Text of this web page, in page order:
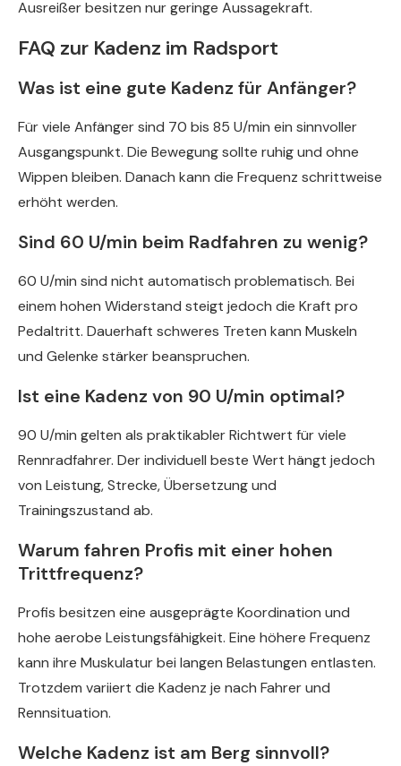
Ausreißer besitzen nur geringe Aussagekraft.
FAQ zur Kadenz im Radsport
Was ist eine gute Kadenz für Anfänger?
Für viele Anfänger sind 70 bis 85 U/min ein sinnvoller
Ausgangspunkt. Die Bewegung sollte ruhig und ohne
Wippen bleiben. Danach kann die Frequenz schrittweise
erhöht werden.
Sind 60 U/min beim Radfahren zu wenig?
60 U/min sind nicht automatisch problematisch. Bei
einem hohen Widerstand steigt jedoch die Kraft pro
Pedaltritt. Dauerhaft schweres Treten kann Muskeln
und Gelenke stärker beanspruchen.
Ist eine Kadenz von 90 U/min optimal?
90 U/min gelten als praktikabler Richtwert für viele
Rennradfahrer. Der individuell beste Wert hängt jedoch
von Leistung, Strecke, Übersetzung und
Trainingszustand ab.
Warum fahren Profis mit einer hohen
Trittfrequenz?
Profis besitzen eine ausgeprägte Koordination und
hohe aerobe Leistungsfähigkeit. Eine höhere Frequenz
kann ihre Muskulatur bei langen Belastungen entlasten.
Trotzdem variiert die Kadenz je nach Fahrer und
Rennsituation.
Welche Kadenz ist am Berg sinnvoll?